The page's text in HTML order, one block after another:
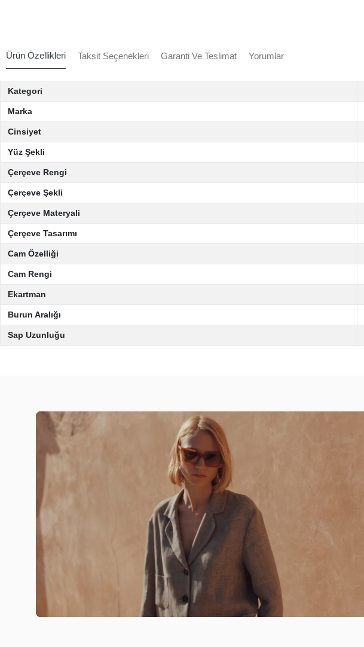
Ürün Özellikleri Taksit Seçenekleri Garanti Ve Teslimat Yorumlar
Kategori
Marka
Cinsiyet
Yüz Şekli
Çerçeve Rengi
Çerçeve Şekli
Çerçeve Materyali
Çerçeve Tasarımı
Cam Özelliği
Cam Rengi
Ekartman
Burun Aralığı
Sap Uzunluğu